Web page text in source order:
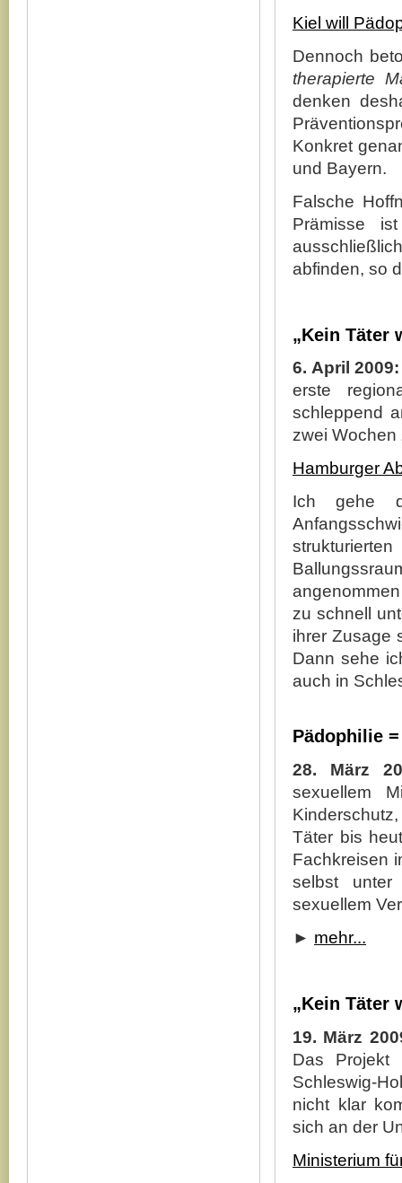
Kiel will
Dennoch
therapierte
denken
Konkret
und Bayern.
Falsche
Prämisse
abfinden, so
„Kein Täter
6. April
erste
schleppend
zwei
Hamburger
Ich gehe
zu schnell
ihrer Zusage
Dann sehe
auch in
Pädophilie
28. März
sexuellem
Täter bis
Fachkreisen
selbst unter
sexuellem
► mehr...
„Kein Täter
19. März
Das Projekt
Schleswig-
nicht klar
sich an der
Ministerium